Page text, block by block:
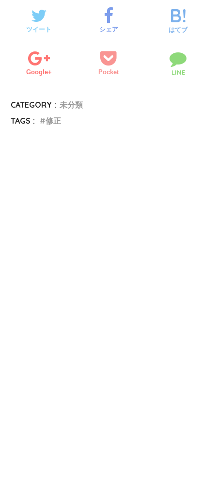
ツイート シェア はてブ
Google+ Pocket LINE
CATEGORY : 未分類
TAGS :
修正